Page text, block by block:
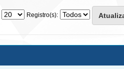
Registro(s):